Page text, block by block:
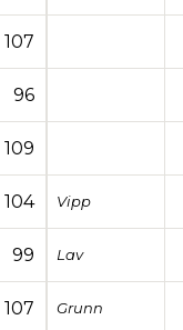
107
96
109
104 Vipp
99 Lav
107 Grunn